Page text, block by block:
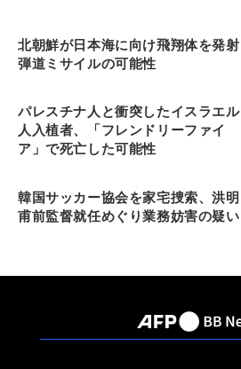
北朝鮮が日本海に向け飛翔体を発射
弾道ミサイルの可能性
パレスチナ人と衝突したイスラエル
人入植者、「フレンドリーファイ
ア」で死亡した可能性
韓国サッカー協会を家宅捜索、洪明
甫前監督就任めぐり業務妨害の疑い